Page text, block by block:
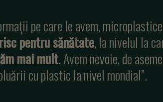
pe care le avem,
pentru sănătate, la nivelul la
mai mult. Avem nevoie, de
cu plastic la nivel mondial”.